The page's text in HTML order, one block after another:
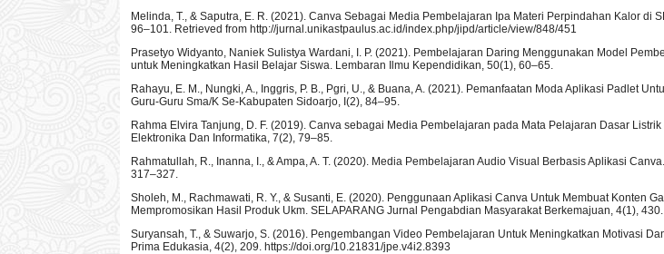
Melinda, T., & Saputra, E. R. (2021). Canva Sebagai Media Pembelajaran Ipa Materi Perpindahan Kalor di
96–101. Retrieved from http://jurnal.unikastpaulus.ac.id/index.php/jipd/article/view/848/451
Prasetyo Widyanto, Naniek Sulistya Wardani, I. P. (2021). Pembelajaran Daring Menggunakan Model
untuk Meningkatkan Hasil Belajar Siswa. Lembaran Ilmu Kependidikan, 50(1), 60–65.
Rahayu, E. M., Nungki, A., Inggris, P. B., Pgri, U., & Buana, A. (2021). Pemanfaatan Moda Aplikasi Padlet
Guru-Guru Sma/K Se-Kabupaten Sidoarjo, I(2), 84–95.
Rahma Elvira Tanjung, D. F. (2019). Canva sebagai Media Pembelajaran pada Mata Pelajaran Dasar
Elektronika Dan Informatika, 7(2), 79–85.
Rahmatullah, R., Inanna, I., & Ampa, A. T. (2020). Media Pembelajaran Audio Visual Berbasis Aplikasi
317–327.
Sholeh, M., Rachmawati, R. Y., & Susanti, E. (2020). Penggunaan Aplikasi Canva Untuk Membuat Konten
Mempromosikan Hasil Produk Ukm. SELAPARANG Jurnal Pengabdian Masyarakat Berkemajuan, 4(1),
Suryansah, T., & Suwarjo, S. (2016). Pengembangan Video Pembelajaran Untuk Meningkatkan Motivasi
Prima Edukasia, 4(2), 209. https://doi.org/10.21831/jpe.v4i2.8393